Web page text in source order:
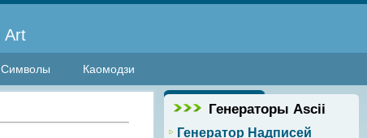
Art
Символы Каомодзи
Генераторы Ascii
Генератор Надписей